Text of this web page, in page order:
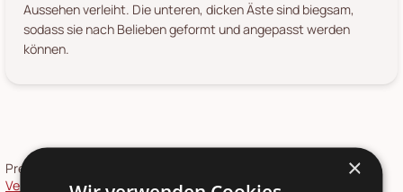
Aussehen verleiht. Die unteren, dicken Äste sind biegsam,
sodass sie nach Belieben geformt und angepasst werden
können.
Preise inkl. 19 % MwSt.,
Versandkostenübersicht. DieRücksendungist über unser
×